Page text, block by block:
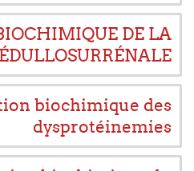
DE LA
biochimique des
dysprotéinemies